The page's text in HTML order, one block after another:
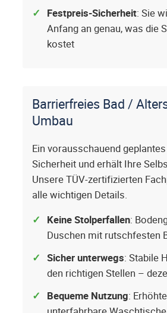
Festpreis-Sicherheit: Sie
Anfang an genau, was die
kostet
Barrierfreies Bad /
Umbau
Ein vorausschauend
Sicherheit und erhält Ihre
Unsere TÜV-zertifizierten
alle wichtigen Details.
Keine Stolperfallen:
Duschen mit rutschfesten
Sicher unterwegs: Stabile
den richtigen Stellen –
Bequeme Nutzung: